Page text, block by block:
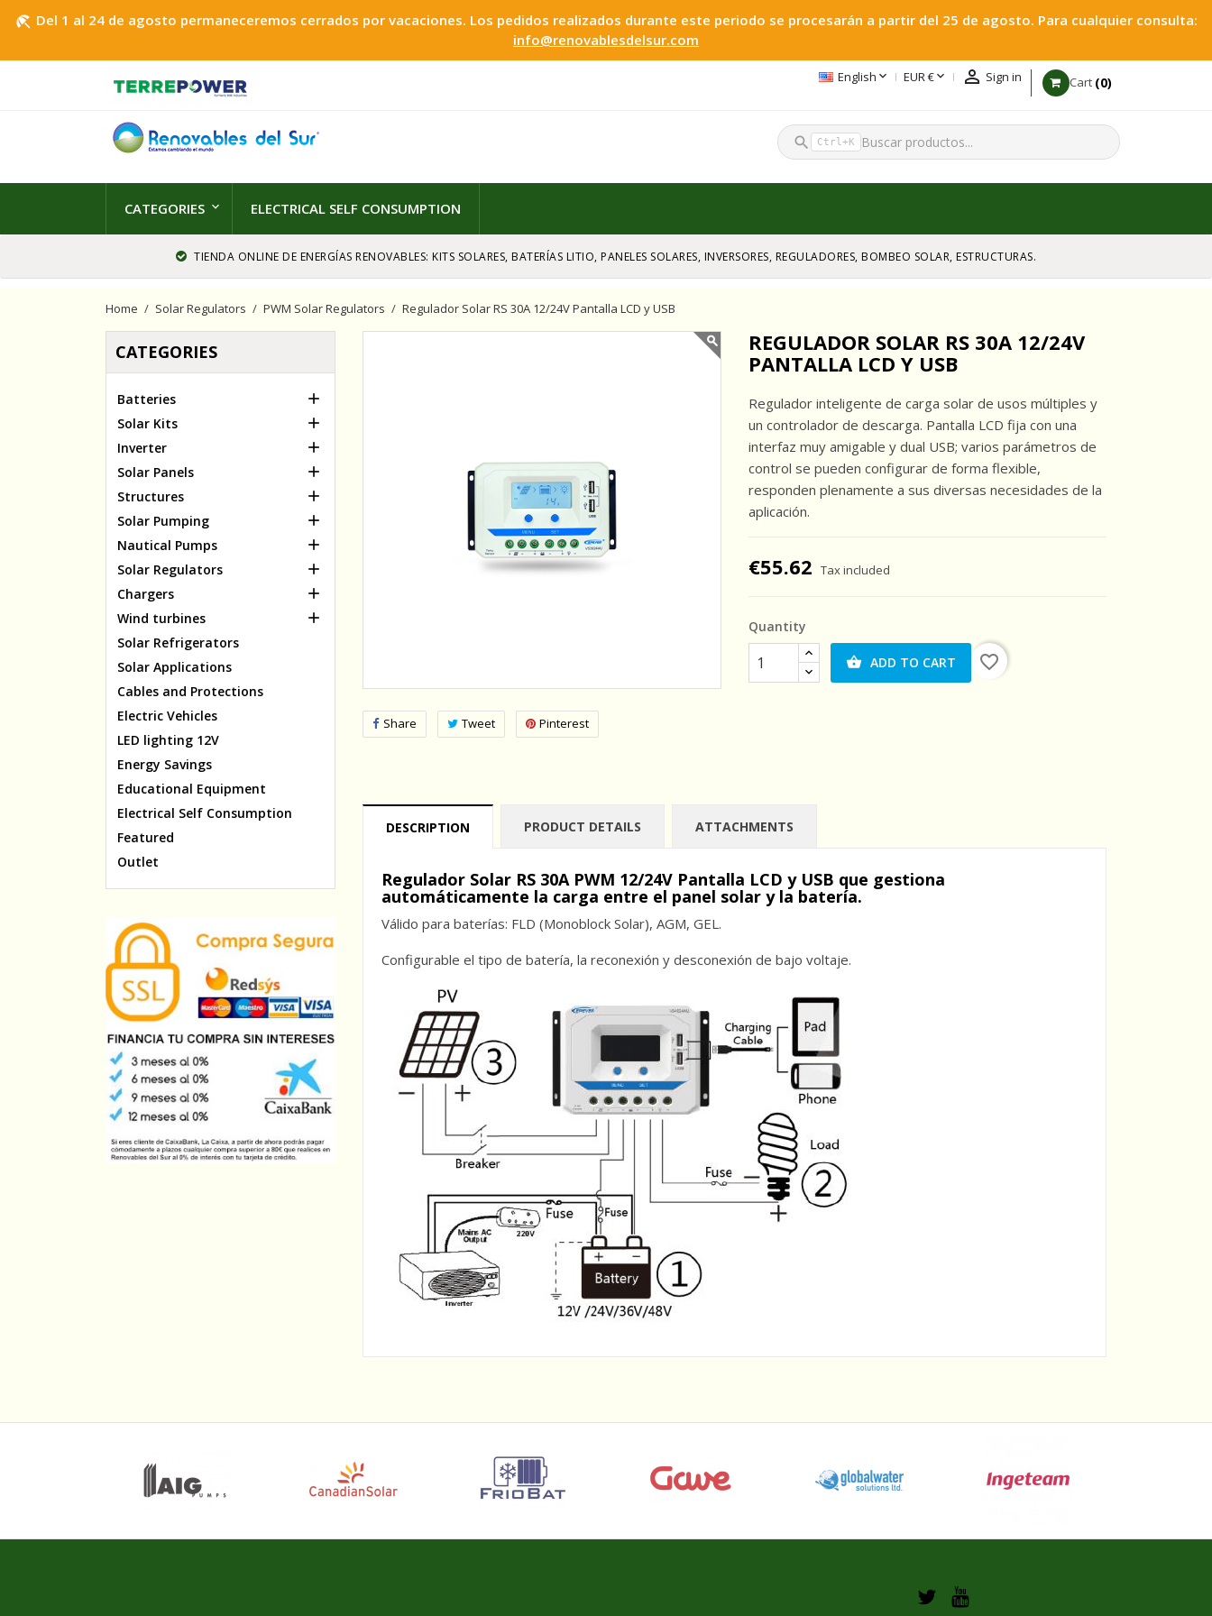
beach_access Del 1 al 24 de agosto permaneceremos cerrados por vacaciones. Los pedidos realizados durante este periodo se procesarán a partir del 25 de agosto. Para cualquier consulta:
info@renovablesdelsur.com
English EUR €  Sign in Cart 0
search Ctrl+K
CATEGORIES ELECTRICAL SELF CONSUMPTION
TIENDA ONLINE DE ENERGÍAS RENOVABLES: KITS SOLARES, BATERÍAS LITIO, PANELES SOLARES, INVERSORES, REGULADORES, BOMBEO SOLAR, ESTRUCTURAS.
Home Solar Regulators PWM Solar Regulators Regulador Solar RS 30A 12/24V Pantalla LCD y USB
CATEGORIES
Batteries 
Solar Kits 
Inverter 
Solar Panels 
Structures 
Solar Pumping 
Nautical Pumps 
Solar Regulators 
Chargers 
Wind turbines 
Solar Refrigerators
Solar Applications
Cables and Protections
Electric Vehicles
LED lighting 12V
Energy Savings
Educational Equipment
Electrical Self Consumption
Featured
Outlet
Share Tweet Pinterest
REGULADOR SOLAR RS 30A 12/24V
PANTALLA LCD Y USB
Regulador inteligente de carga solar de usos múltiples y
un controlador de descarga. Pantalla LCD fija con una
interfaz muy amigable y dual USB; varios parámetros de
control se pueden configurar de forma flexible,
responden plenamente a sus diversas necesidades de la
aplicación.
€55.62 Tax included
Quantity
 ADD TO CART favorite_border
DESCRIPTION PRODUCT DETAILS ATTACHMENTS
Regulador Solar RS 30A PWM 12/24V Pantalla LCD y USB que gestiona
automáticamente la carga entre el panel solar y la batería.
Válido para baterías: FLD (Monoblock Solar), AGM, GEL.
Configurable el tipo de batería, la reconexión y desconexión de bajo voltaje.